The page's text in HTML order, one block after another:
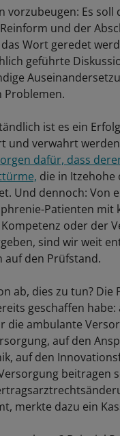
vorzubeugen: Es
und der
Wort geredet
geführte
Problemen.
ist es ein
und verwahrt
dafür, dass
die in Itzehohe
Und dennoch: Von
Patienten
oder der
sind wir weit
auf den Prüfstand.
ab, dies zu tun?
geschaffen
die ambulante
auf den
auf den
beitragen
merkte dazu ein